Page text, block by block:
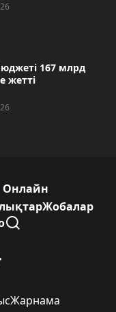
167 млрд
жетті
Онлайн
Жобалар
Жарнама